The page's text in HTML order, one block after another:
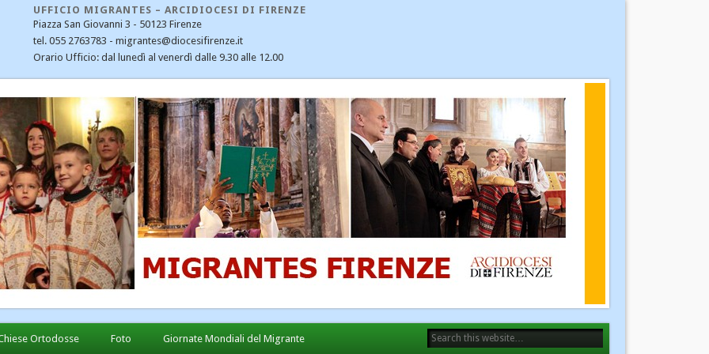
UFFICIO MIGRANTES – ARCIDIOCESI DI FIRENZE
Piazza San Giovanni 3 - 50123 Firenze
tel. 055 2763783 - migrantes@diocesifirenze.it
Orario Ufficio: dal lunedì al venerdì dalle 9.30 alle 12.00
Cristiani nel mondo
Dialogo interreligioso
Ecumenismo e dialogo
Emergenza profughi
Fondazione Migrantes
Il Santo Padre Francesco – notizie
Immigrazione
Ortodosse Foto Giornate Mondiali del Migrante